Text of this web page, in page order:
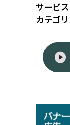
サービス
カテゴリ